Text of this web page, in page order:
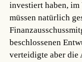
investiert haben, im
müssen natürlich
beschlossenen
verteidigte aber die